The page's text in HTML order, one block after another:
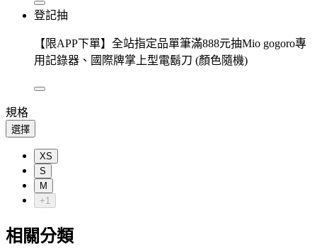
登記抽
【限APP下單】全站指定品單筆滿888元抽Mio gogoro專
用記錄器、國際牌掌上型電鬍刀 (顏色隨機)
規格
選擇
XS
S
M
+1
相關分類